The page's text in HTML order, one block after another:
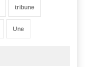
tribune
Une